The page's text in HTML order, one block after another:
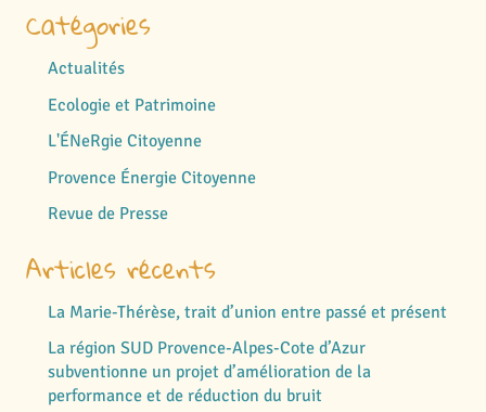
Catégories
Actualités
Ecologie et Patrimoine
L'ÉNeRgie Citoyenne
Provence Énergie Citoyenne
Revue de Presse
Articles récents
La Marie-Thérèse, trait d’union entre passé et présent
La région SUD Provence-Alpes-Cote d’Azur
subventionne un projet d’amélioration de la
performance et de réduction du bruit